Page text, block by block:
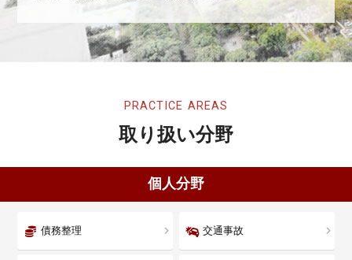
PRACTICE AREAS
取り扱い分野
個人分野
債務整理 交通事故